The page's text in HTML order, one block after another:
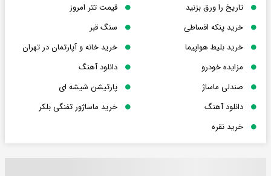
تاریخ را ورق بزنید
قیمت تتر امروز
خرید پنکه اقساطی
سنگ قبر
خرید بلیط هواپیما
خرید خانه و آپارتمان در تهران
مزایده خودرو
دانلود آهنگ
صندلی ماساژ
پارتیشن شیشه ای
دانلود آهنگ
خرید ماساژور تفنگی بلکر
خرید نقره